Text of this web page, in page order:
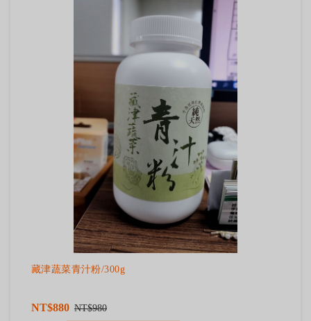
藏津蔬菜青汁粉/300g
NT$880 NT$980